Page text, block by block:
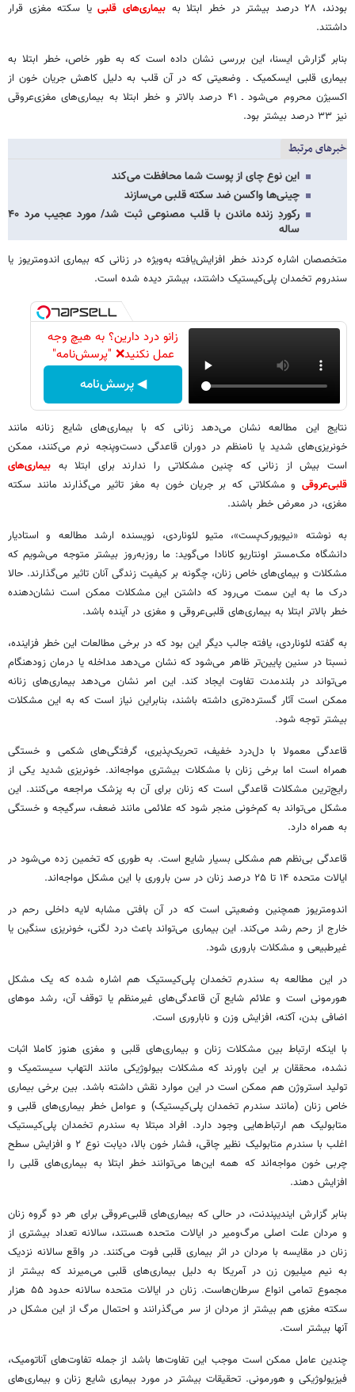
بودند، ۲۸ درصد بیشتر در خطر ابتلا به
بیماری‌های قلبییا سکته مغزی قرار
داشتند.
بنابر گزارش ایسنا، این بررسی نشان داده است که به طور خاص‌، خطر ابتلا به
بیماری قلبی ایسکمیک‌ ـ وضعیتی که در آن قلب به دلیل کاهش جریان خون از
اکسیژن محروم می‌شود ـ ۴۱ درصد بالاتر و خطر ابتلا به بیماری‌های مغزی‌عروقی
نیز ۳۳ درصد بیشتر بود.
خبرهای مرتبط
این نوع چای از پوست شما محافظت می‌کند
چینی‌ها واکسن ضد سکته قلبی می‌سازند
رکوردِ زنده‌ ماندن با قلب مصنوعی ثبت شد/ مورد عجیب مرد ۴۰
ساله
متخصصان اشاره کردند خطر افزایش‌یافته به‌ویژه در زنانی که بیماری اندومتریوز یا
سندروم تخمدان پلی‌کیستیک داشتند، بیشتر دیده شده است.
زانو درد دارین؟ به هیچ وجه
عمل نکنید❌ "پرسش‌نامه"
◀ پرسش‌نامه
نتایج این مطالعه‌ نشان می‌دهد زنانی که با بیماری‌های شایع زنانه مانند
خونریزی‌های شدید یا نامنظم در دوران قاعدگی‌ دست‌وپنجه نرم می‌کنند، ممکن
است بیش از زنانی که چنین مشکلاتی را ندارند برای ابتلا به بیماری‌های
قلبی‌عروقی و مشکلاتی که بر جریان خون به مغز تاثیر می‌گذارند مانند سکته
مغزی، در معرض خطر باشند.
به نوشته «نیویورک‌پست»، متیو لئوناردی، نویسنده ارشد مطالعه و استادیار
دانشگاه مک‌مستر اونتاریو کانادا می‌گوید: ما روزبه‌روز بیشتر متوجه می‌شویم که
مشکلات و بیمای‌های خاص زنان، چگونه بر کیفیت زندگی آنان تاثیر می‌گذارند. حالا
درک ما به این سمت می‌رود که داشتن این مشکلات ممکن است نشان‌دهنده
خطر بالاتر ابتلا به بیماری‌های قلبی‌عروقی و مغزی در آینده باشد.
به گفته لئوناردی، یافته جالب دیگر این بود که در برخی مطالعات این خطر فزاینده،
نسبتا در سنین پایین‌تر ظاهر می‌شود که نشان می‌دهد مداخله یا درمان زودهنگام
می‌تواند در بلندمدت تفاوت ایجاد کند. این امر نشان می‌دهد بیماری‌های زنانه
ممکن است آثار گسترده‌تری داشته باشند، بنابراین نیاز است که به این مشکلات
بیشتر توجه شود.
قاعدگی معمولا با دل‌درد خفیف، تحریک‌پذیری، گرفتگی‌های شکمی و خستگی
همراه است اما برخی زنان با مشکلات بیشتری مواجه‌اند. خونریزی شدید یکی از
رایج‌ترین مشکلات قاعدگی است که زنان برای آن به پزشک مراجعه می‌کنند. این
مشکل می‌تواند به کم‌خونی منجر شود که علائمی مانند ضعف، سرگیجه و خستگی
به همراه دارد.
قاعدگی بی‌نظم هم مشکلی بسیار شایع است. به طوری که تخمین زده می‌شود در
ایالات متحده ۱۴ تا ۲۵ درصد زنان در سن باروری با این مشکل مواجه‌اند.
اندومتریوز همچنین وضعیتی است که در آن بافتی مشابه لایه داخلی رحم در
خارج از رحم رشد می‌کند. این بیماری می‌تواند باعث درد لگنی، خونریزی سنگین یا
غیرطبیعی و مشکلات باروری شود.
در این مطالعه به سندرم تخمدان پلی‌کیستیک هم اشاره شده که یک مشکل
هورمونی است و علائم شایع آن قاعدگی‌های غیرمنظم یا توقف آن، رشد موهای
اضافی بدن، آکنه، افزایش وزن و ناباروری است.
با اینکه ارتباط بین مشکلات زنان و بیماری‌های قلبی و مغزی هنوز کاملا اثبات
نشده، محققان بر این باورند که مشکلات بیولوژیکی مانند التهاب سیستمیک و
تولید استروژن هم ممکن است در این موارد نقش داشته باشد. بین برخی بیماری
خاص زنان (مانند سندرم تخمدان پلی‌کیستیک) و عوامل خطر بیماری‌های قلبی و
متابولیک هم ارتباط‌هایی وجود دارد. افراد مبتلا به سندرم تخمدان پلی‌کیستیک
اغلب با سندرم متابولیک نظیر چاقی، فشار خون بالا، دیابت نوع ۲ و افزایش سطح
چربی خون مواجه‌اند که همه‌ این‌ها می‌توانند خطر ابتلا به بیماری‌های قلبی را
افزایش دهند.
بنابر گزارش ایندیپندنت، در حالی که بیماری‌های قلبی‌عروقی برای هر دو گروه زنان
و مردان علت اصلی مرگ‌ومیر در ایالات متحده‌ هستند، سالانه تعداد بیشتری از
زنان در مقایسه با مردان در اثر بیماری قلبی فوت می‌کنند. در واقع سالانه نزدیک
به نیم میلیون زن در آمریکا به دلیل بیماری‌های قلبی می‌میرند که بیشتر از
مجموع تمامی انواع سرطان‌هاست. زنان در ایالات متحده سالانه حدود ۵۵ هزار
سکته مغزی هم بیشتر از مردان از سر می‌گذرانند و احتمال مرگ از این مشکل در
آنها بیشتر است.
چندین عامل ممکن است موجب این تفاوت‌ها باشد از جمله تفاوت‌های آناتومیک،
فیزیولوژیکی و هورمونی. تحقیقات بیشتر در مورد بیماری شایع زنان و بیماری‌های